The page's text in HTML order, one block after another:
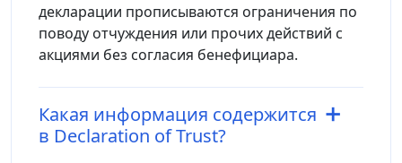
декларации прописываются ограничения по
поводу отчуждения или прочих действий с
акциями без согласия бенефициара.
Какая информация содержится
в Declaration of Trust?